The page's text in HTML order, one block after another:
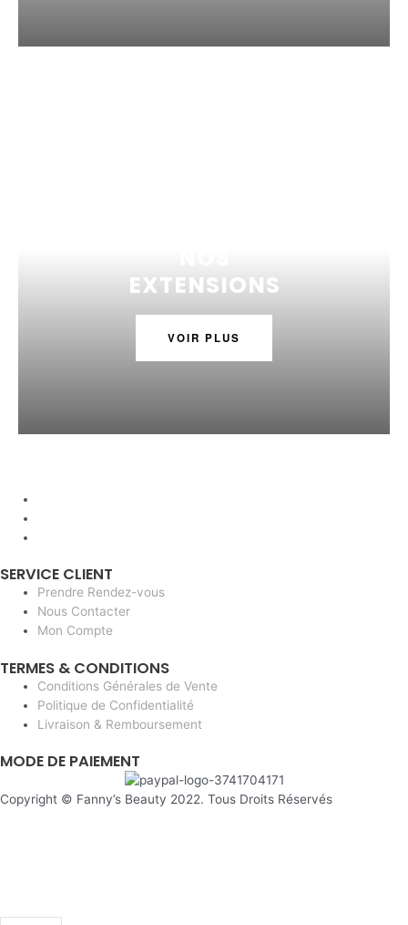
EXTENSIONS
VOIR PLUS
SERVICE CLIENT
Prendre Rendez-vous
Nous Contacter
Mon Compte
TERMES & CONDITIONS
Conditions Générales de Vente
Politique de Confidentialité
Livraison & Remboursement
MODE DE PAIEMENT
Copyright © Fanny’s Beauty 2022. Tous Droits Réservés